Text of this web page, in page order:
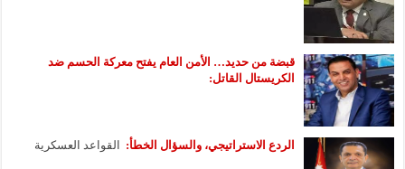
قبضة من حديد… الأمن العام يفتح معركة الحسم ضد
الكريستال القاتل:
الردع الاستراتيجي، والسؤال الخطأ: القواعد العسكرية